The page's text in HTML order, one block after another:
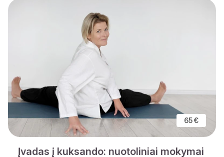
65 €
Įvadas į kuksando: nuotoliniai mokymai